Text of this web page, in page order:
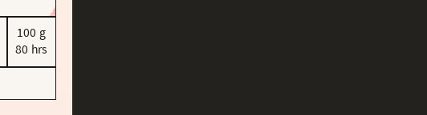
100 g
80 hrs